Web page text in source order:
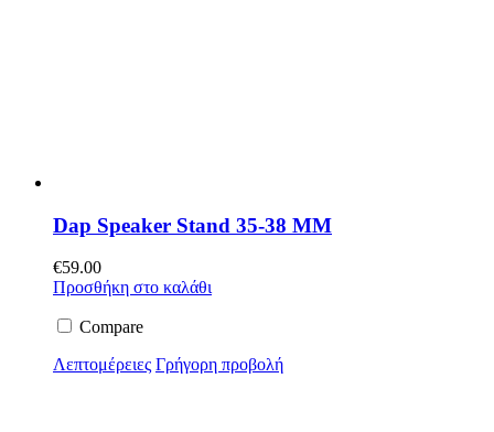
Dap Speaker Stand 35-38 MM
€59.00
Προσθήκη στο καλάθι
Compare
Λεπτομέρειες Γρήγορη προβολή